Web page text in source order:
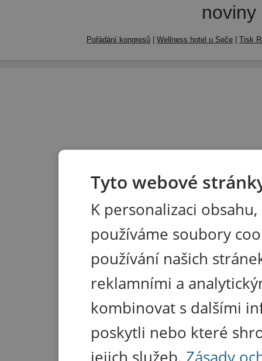
Pořádání kongresů | Wellness hotel u Seče | Tisk
Tyto webové
K personalizaci
používáme soubory
používání našich
reklamními a
kombinovat s dalšími
poskytli nebo které